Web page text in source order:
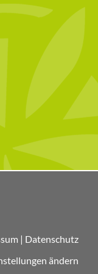
| Datenschutz
ändern